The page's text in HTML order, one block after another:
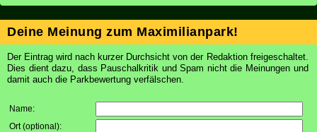
Deine Meinung zum Maximilianpark!
Der Eintrag wird nach kurzer Durchsicht von der Redaktion freigeschaltet.
Dies dient dazu, dass Pauschalkritik und Spam nicht die Meinungen und
damit auch die Parkbewertung verfälschen.
Name:
Ort (optional):